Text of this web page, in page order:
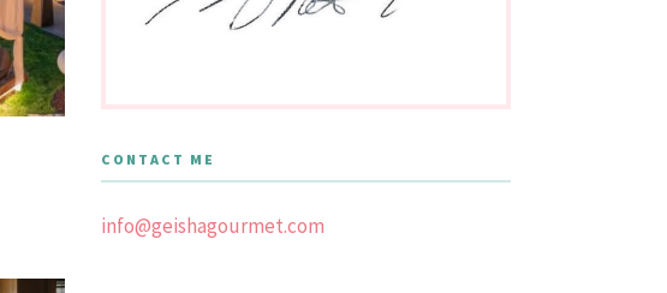
CONTACT ME
info@geishagourmet.com